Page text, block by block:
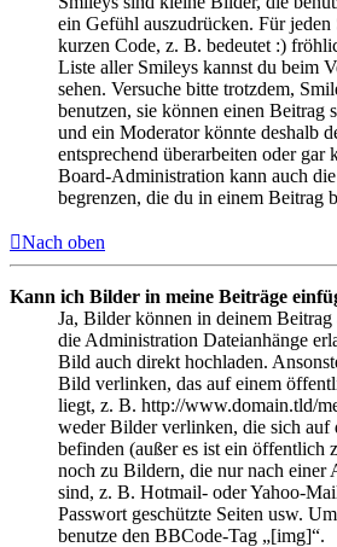
ein Gefühl auszudrücken. Für jeden
kurzen Code, z. B. bedeutet :)
Liste aller Smileys kannst du beim
sehen. Versuche bitte trotzdem,
benutzen, sie können einen Beitrag
und ein Moderator könnte deshalb
entsprechend überarbeiten oder gar
Board-Administration kann auch
begrenzen, die du in einem Beitrag
Nach oben
Kann ich Bilder in meine Beiträge
Ja, Bilder können in deinem
die Administration Dateianhänge
Bild auch direkt hochladen.
Bild verlinken, das auf einem
liegt, z. B. http://www.domain.tld/
weder Bilder verlinken, die sich auf
befinden (außer es ist ein öffentlich
noch zu Bildern, die nur nach einer
sind, z. B. Hotmail- oder Yahoo-
Passwort geschützte Seiten usw.
benutze den BBCode-Tag „[img]“.